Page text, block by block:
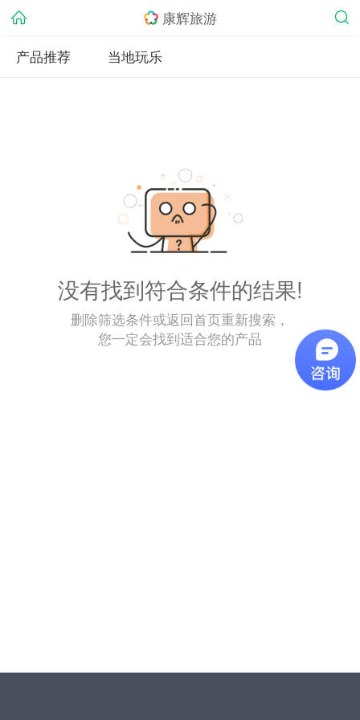
康辉旅游
产品推荐
当地玩乐
没有找到符合条件的结果!
删除筛选条件或返回首页重新搜索，
您一定会找到适合您的产品